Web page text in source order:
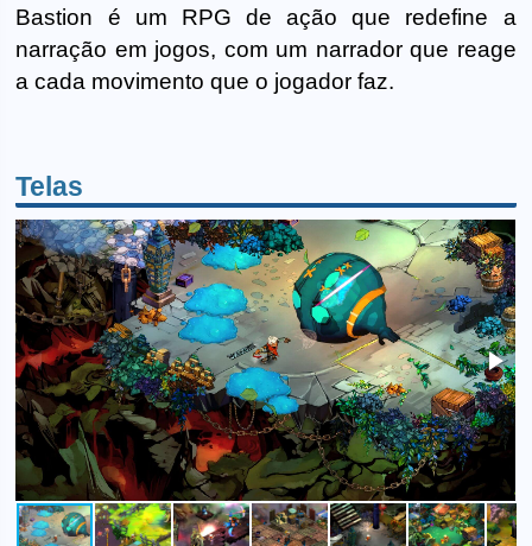
Bastion é um RPG de ação que redefine a
narração em jogos, com um narrador que reage
a cada movimento que o jogador faz.
Telas